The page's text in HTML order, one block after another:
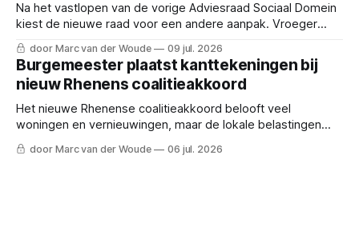
Na het vastlopen van de vorige Adviesraad Sociaal Domein
kiest de nieuwe raad voor een andere aanpak. Vroeger
meepraten en inwoners nadrukkelijker betrekken.
door Marc van der Woude 09 jul. 2026
Burgemeester plaatst kanttekeningen bij
nieuw Rhenens coalitieakkoord
Het nieuwe Rhenense coalitieakkoord belooft veel
woningen en vernieuwingen, maar de lokale belastingen
stijgen en burgemeester Kaai geeft een waarschuwing af.
door Marc van der Woude 06 jul. 2026